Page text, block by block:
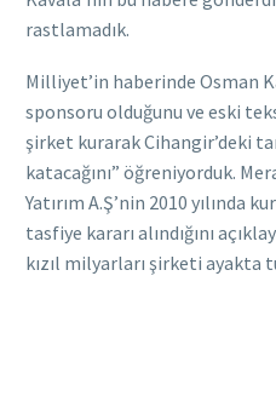
rastlamadık.
Milliyet’in haberinde Osman
sponsoru olduğunu ve eski
şirket kurarak Cihangir’deki
katacağını” öğreniyorduk.
Yatırım A.Ş’nin 2010 yılında
tasfiye kararı alındığını
kızıl milyarları şirketi ayakta